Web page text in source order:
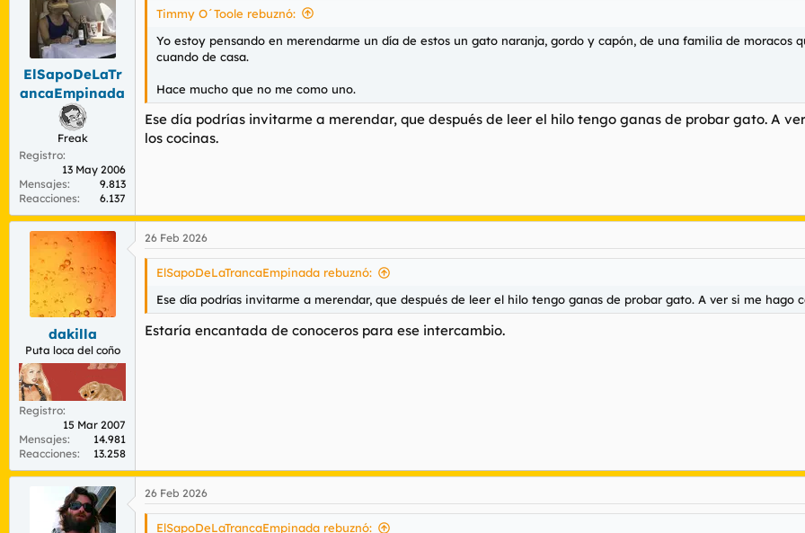
ElSapoDeLaTr
ancaEmpinada
Freak
Registro
13 May 2006
Mensajes
9.813
Reacciones
6.137
Timmy O´Toole rebuznó:
Yo estoy pensando en merendarme un día de estos un gato naranja, gordo y capón, de una familia de moracos
cuando de casa.
Hace mucho que no me como uno.
Ese día podrías invitarme a merendar, que después de leer el hilo tengo ganas de probar gato. A
los cocinas.
dakilla
Puta loca del coño
Registro
15 Mar 2007
Mensajes
14.981
Reacciones
13.258
26 Feb 2026
ElSapoDeLaTrancaEmpinada rebuznó:
Ese día podrías invitarme a merendar, que después de leer el hilo tengo ganas de probar gato. A ver si me hago
Estaría encantada de conoceros para ese intercambio.
26 Feb 2026
ElSapoDeLaTrancaEmpinada rebuznó: